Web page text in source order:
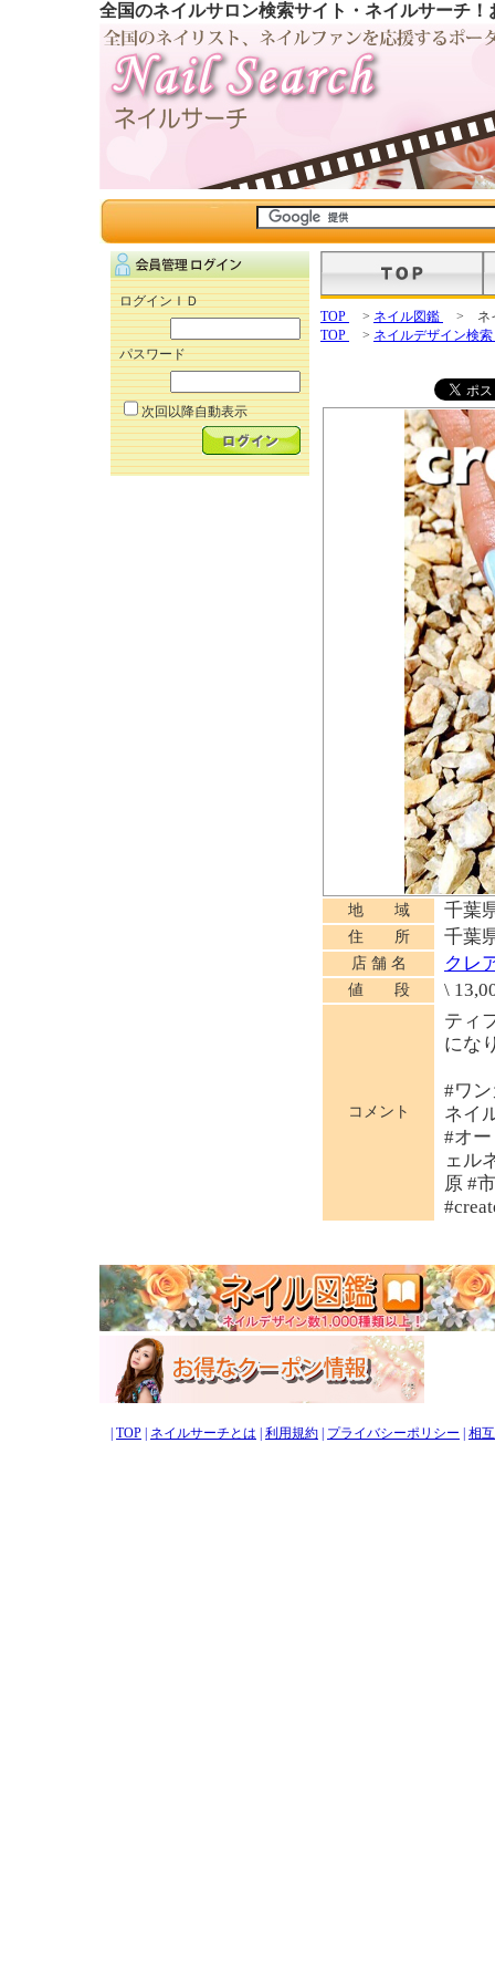
全国のネイルサロン検索サイト・ネイルサーチ
ログインＩＤ
パスワード
次回以降自動表示
TOP > ネイル図鑑
> ネ
TOP
> ネイルデザイン検索
地 域 千葉
住 所 千葉
店 舗 名 クレ
値 段 \
コメント
ティ
にな
#ワ
ネイ
#オ
ェル
原 #
TOP ネイルサーチとは 利用規約 プライバシーポリシー 相